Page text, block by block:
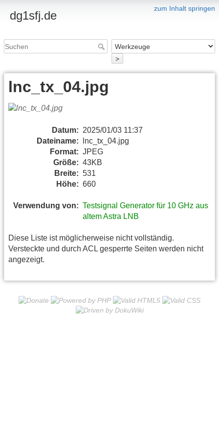
zum Inhalt springen
dg1sfj.de
>
lnc_tx_04.jpg
Datum: 2025/01/03 11:37
Dateiname:
lnc_tx_04.jpg
Format: JPEG
Größe: 43KB
Breite: 531
Höhe: 660
Verwendung von: Testsignal Generator für 10 GHz aus
altem Astra LNB
Diese Liste ist möglicherweise nicht vollständig.
Versteckte und durch ACL gesperrte Seiten werden nicht
angezeigt.